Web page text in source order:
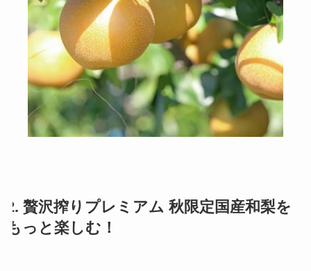
2. 贅沢搾りプレミアム 秋限定国産和梨を
もっと楽しむ！